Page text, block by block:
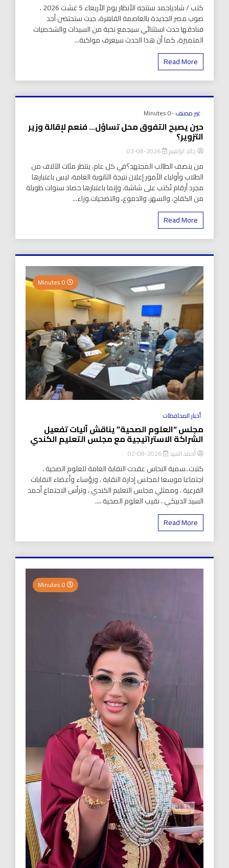
كتب / شادياحمد ستتجه الأنظار يوم الأربعاء 5 غشت 2026 ،
صوب مصر الجديدة بالعاصمة القاهرة، حيث ستحتضن أحد
فنادقها حدث استثنائي سيجمع نخبة من السيدات والشخصيات
المتميزة، كما أن هذا الحدث سيعرف مواكبة...
Read More
غير مصنف-0 Minutes
حين يصبح التفوق محل تساؤل… فنعم لإقالة وزير
التزوير؟
خالد ابراهيم 2026-08-03
من ينصف الطالب المجتهد؟في كل عام، ينتظر مئات الآلاف من
الطلاب وأولياء الأمور إعلان نتيجة الثانوية العامة، ليس باعتبارها
مجرد أرقام تُكتب على شاشة، وإنما باعتبارها حصاد سنوات طويلة
من الكفاح، والسهر، والدموع، والتضحيات.وراء...
Read More
أخبار المحافظات
مجلس “العلوم الصحية” يناقش آليات تفعيل
الشراكة الاستراتيجية مع مجلس التعليم الكندي
أحمد السيد 2026-08-02
كتبت..سمية النحاس عقدت النقابة العامة للعلوم الصحية ،
اجتماعا موسعا لمجلس إدارة النقابة ، ورؤساء وأعضاء النقابات
الفرعية ، وممثلي مجلس التعليم الكندي ، وترأس الاجتماع أحمد
السيد الدبيكي ، نقيب العلوم الصحية ،...
Read More